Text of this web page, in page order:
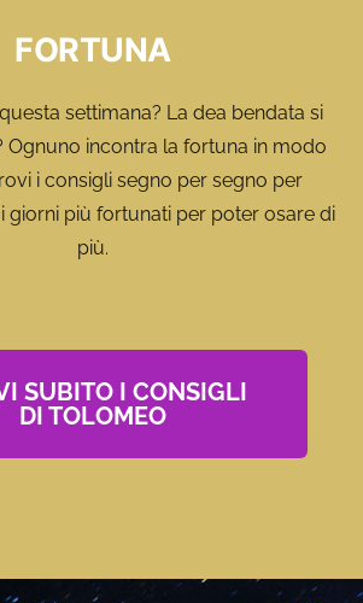
FORTUNA
settimana? La dea bendata si
Ognuno incontra la fortuna in modo
i consigli segno per segno per
giorni più fortunati per poter osare di
più.
SUBITO I CONSIGLI
DI TOLOMEO